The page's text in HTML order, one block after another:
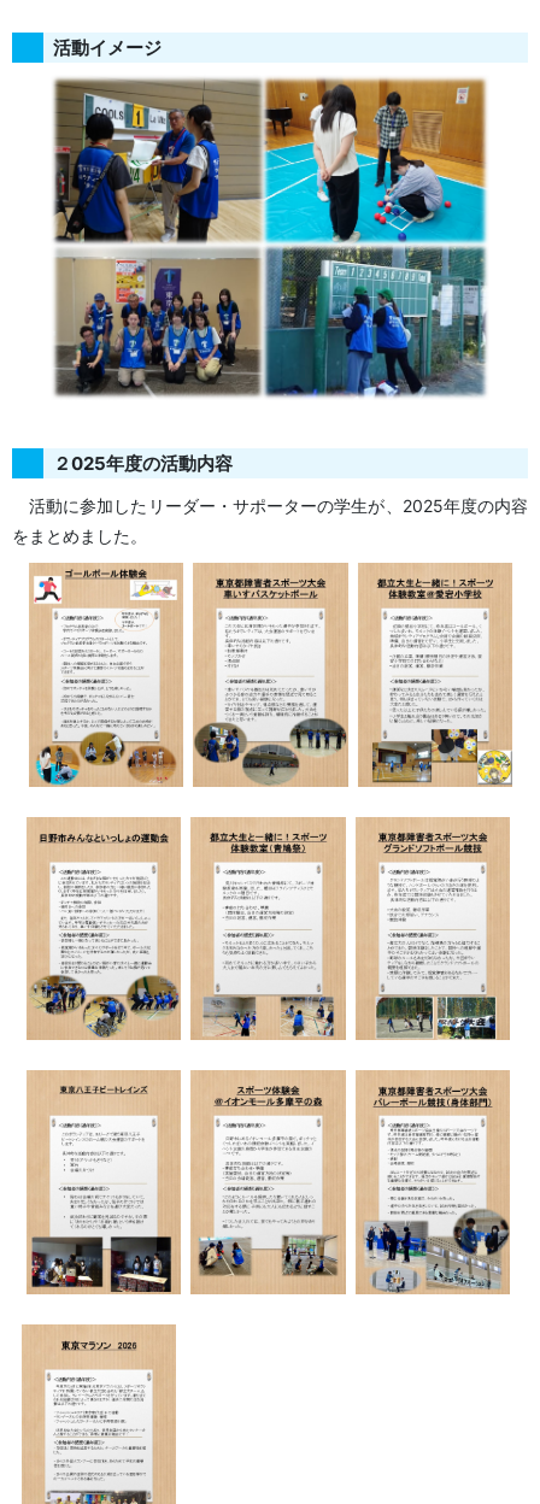
活動イメージ
２025年度の活動内容
活動に参加したリーダー・サポーターの学生が、2025年度の内容
をまとめました。